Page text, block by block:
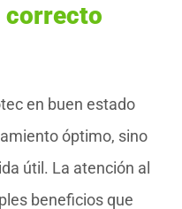
correcto
en buen estado
óptimo, sino
útil. La atención al
beneficios que